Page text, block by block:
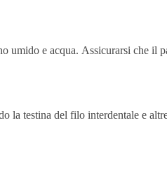
umido e acqua. Assicurarsi che il
la testina del filo interdentale e